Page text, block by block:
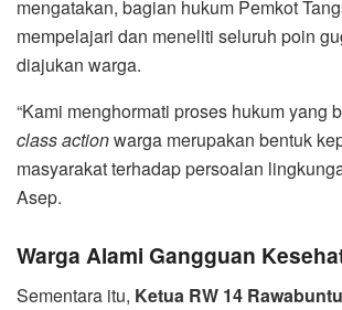
mengatakan, bagian hukum Pemkot
mempelajari dan meneliti seluruh poin
diajukan warga.
“Kami menghormati proses hukum yang
class actionwarga merupakan bentuk
masyarakat terhadap persoalan
Asep.
Warga Alami Gangguan
Sementara itu, Ketua RW 14 Rawabuntu